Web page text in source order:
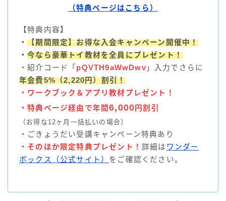
（特典ページはこちら）
【特典内容】
・
【期間限定】お得な入会キャンペーン開催中！
・今なら豪華トイ教材を全員にプレゼント！
・紹介コード「 pQVTH9aWwDwv 」入力でさらに
年会費5%（2,220円）割引！
・ワークブック＆アプリ教材プレゼント！
・特典ページ経由で年間6,000 円割引
（お得な12ヶ月一括払いの場合）
・ごきょうだい受講キャンペーン特典あり
・そのほか限定特典プレゼント！ 詳細は ワンダー
ボックス（公式サイト） をご確認ください。